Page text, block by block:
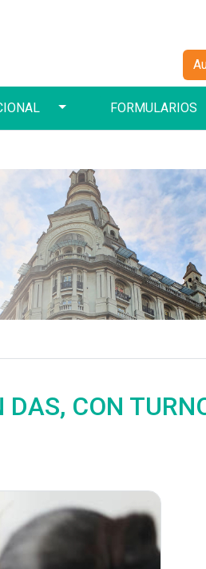
Toggle Dropdown
FORMULARIOS
DAS, CON